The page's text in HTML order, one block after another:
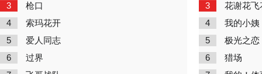
3 枪口
4 索玛花开
5 爱人同志
6 过界
3 花谢花飞
4 我的小姨
5 极光之恋
6 猎场